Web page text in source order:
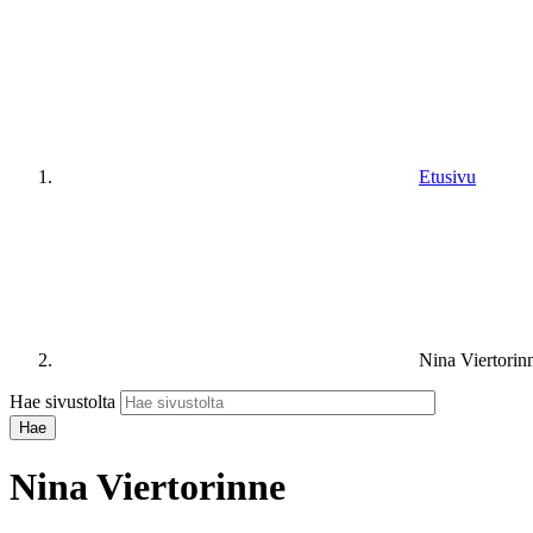
Etusivu
Nina
Hae sivustolta
Nina Viertorinne